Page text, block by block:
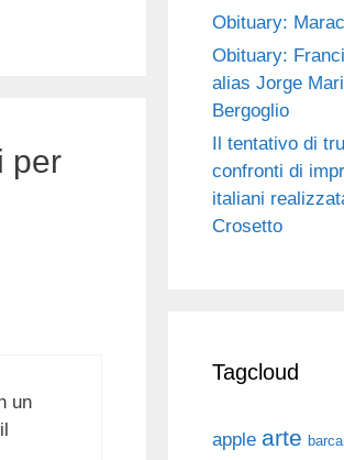
per
un
Obituary:
Obituary:
alias Jorge
Bergoglio
Il tentativo di
confronti di
italiani
Crosetto
Tagcloud
apple arte